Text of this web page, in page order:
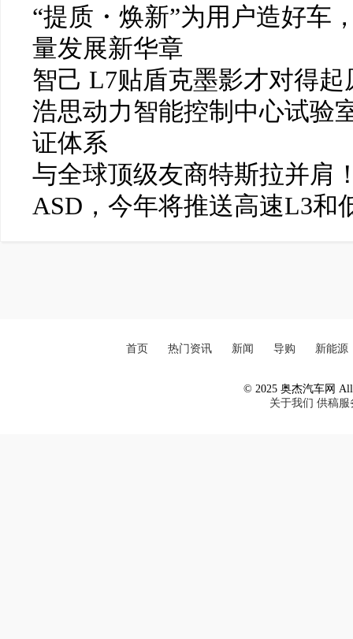
“提质・焕新”为用户造好车
量发展新华章
智己 L7贴盾克墨影才对得起
浩思动力智能控制中心试验
证体系
与全球顶级友商特斯拉并肩
ASD，今年将推送高速L3和
首页 热门资讯 新闻 导购 新能源
© 2025 奥杰汽车网 All
关于我们 供稿服